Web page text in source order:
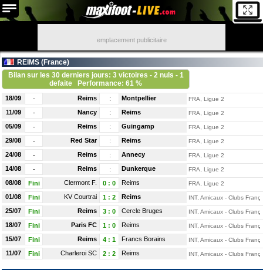
emplacement publicitaire
REIMS (France)
Bilan sur les 30 derniers jours: 3 victoires - 2 nuls - 1
defaite
Performance: 61 %
18/09 - Reims : Montpellier FRA, Ligue 2
11/09 - Nancy : Reims FRA, Ligue 2
05/09 - Reims : Guingamp FRA, Ligue 2
29/08 - Red Star : Reims FRA, Ligue 2
24/08 - Reims : Annecy FRA, Ligue 2
14/08 - Reims : Dunkerque FRA, Ligue 2
08/08 Fini Clermont F. 0 : 0 Reims FRA, Ligue 2
01/08 Fini KV Courtrai 1 : 2 Reims INT, Amicaux - Clubs
25/07 Fini Reims 3 : 0 Cercle Bruges INT, Amicaux - Clubs
18/07 Fini Paris FC 1 : 0 Reims INT, Amicaux - Clubs
15/07 Fini Reims 4 : 1 Francs Borains INT, Amicaux - Clubs
11/07 Fini Charleroi SC 2 : 2 Reims INT, Amicaux - Clubs